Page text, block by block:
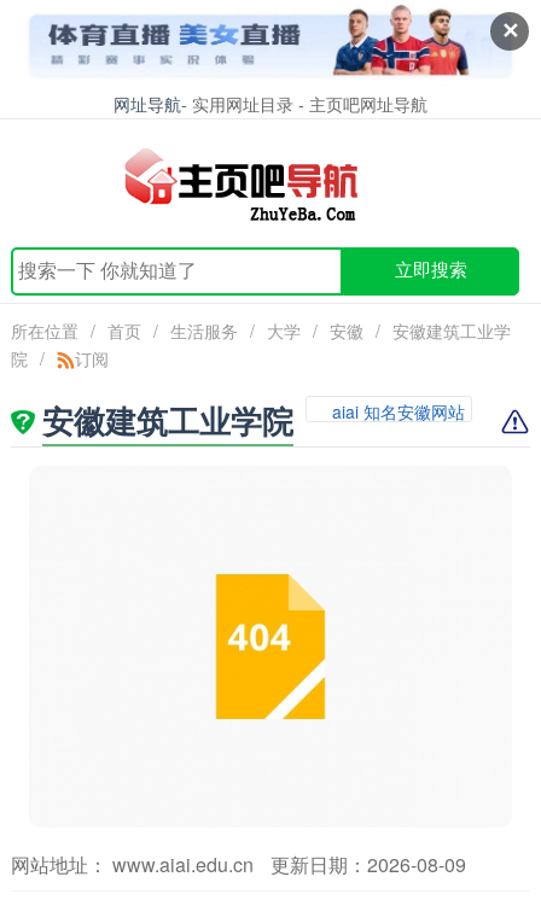
✕
网址导航- 实用网址目录 - 主页吧网址导航
立即搜索
所在位置 / 首页 / 生活服务 / 大学 / 安徽 / 安徽建筑工业学
院 / 订阅
安徽建筑工业学院 aiai 知名安徽网站
网站地址： www.aiai.edu.cn
更新日期：2026-08-09